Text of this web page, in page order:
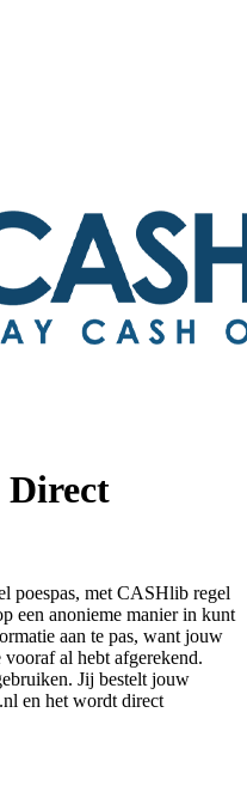
Direct
poespas, met CASHlib regel
een anonieme manier in kunt
aan te pas, want jouw
al hebt afgerekend.
Jij bestelt jouw
en het wordt direct